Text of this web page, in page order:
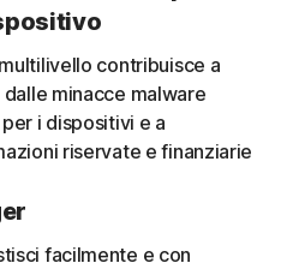
contribuisce a
minacce malware
i dispositivi e a
riservate e finanziarie
facilmente e con